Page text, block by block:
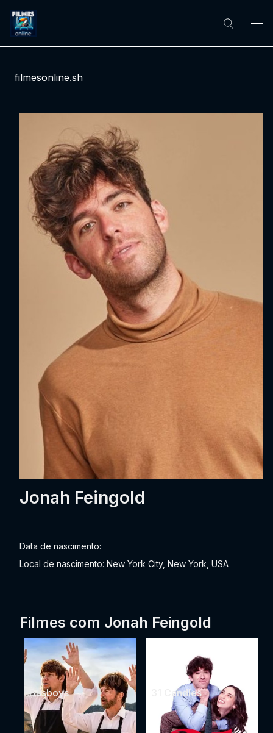
filmesonline.sh
Jonah Feingold
Data de nascimento:
Local de nascimento: New York City, New York, USA
Filmes com Jonah Feingold
Busboys 31 Candles